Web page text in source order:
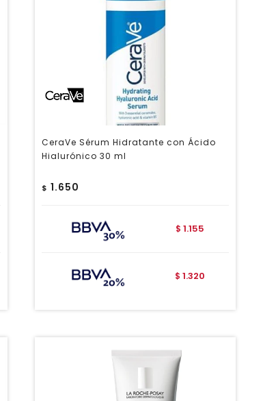
CeraVe Sérum Hidratante con Ácido
Hialurónico 30 ml
$ 1.650
$ 1.155
$ 1.320